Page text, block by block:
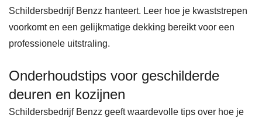
Schildersbedrijf Benzz hanteert. Leer hoe je kwaststrepen
voorkomt en een gelijkmatige dekking bereikt voor een
professionele uitstraling.
Onderhoudstips voor geschilderde
deuren en kozijnen
Schildersbedrijf Benzz geeft waardevolle tips over hoe je